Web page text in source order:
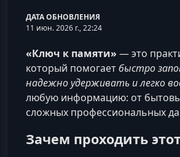
ДАТА ОБНОВЛЕНИЯ
11 июн. 2026 г., 22:24
«Ключ к памяти» — это
который помогаетбыстро
надежно удерживать и легко
любую информацию: от
сложных профессиональных
Зачем проходить